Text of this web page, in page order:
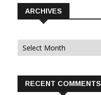
ARCHIVES
Archives
RECENT COMMENTS